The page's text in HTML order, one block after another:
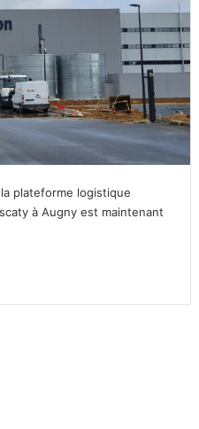
plateforme logistique
à Augny est maintenant